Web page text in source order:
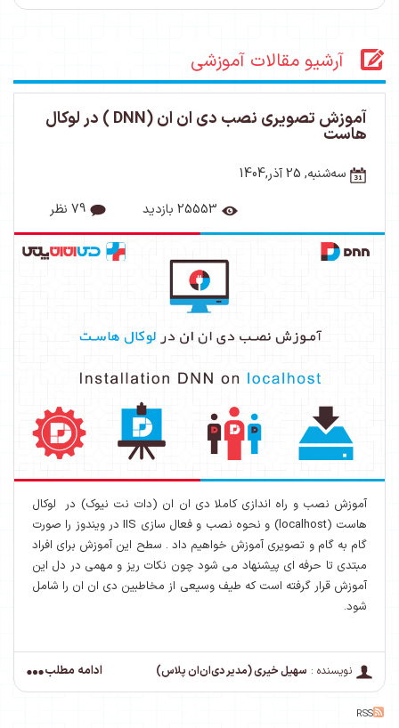
آرشیو مقالات آموزشی
آموزش تصویری نصب دی ان ان (DNN ) در لوکال
هاست
ﺳﻪشنبه, 25 آذر,1404
آموزش نصب و راه اندازی کاملا دی ان ان (دات نت نیوک) در لوکال
هاست (localhost) و نحوه نصب و فعال سازی IIS در ویندوز را صورت
گام به گام و تصویری آموزش خواهیم داد . سطح این آموزش برای افراد
مبتدی تا حرفه ای پیشنهاد می شود چون نکات ریز و مهمی در دل این
آموزش قرار گرفته است که طیف وسیعی از مخاطبین دی ان ان را شامل
شود.
نویسنده : سهیل خیری (مدیر دی‌ان‌ان پلاس) ادامه مطلب
RSS